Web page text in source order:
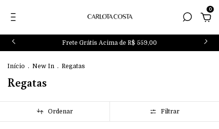
0
Frete Grátis Acima de R$ 559,00
Início . New In . Regatas
Regatas
Ordenar Filtrar